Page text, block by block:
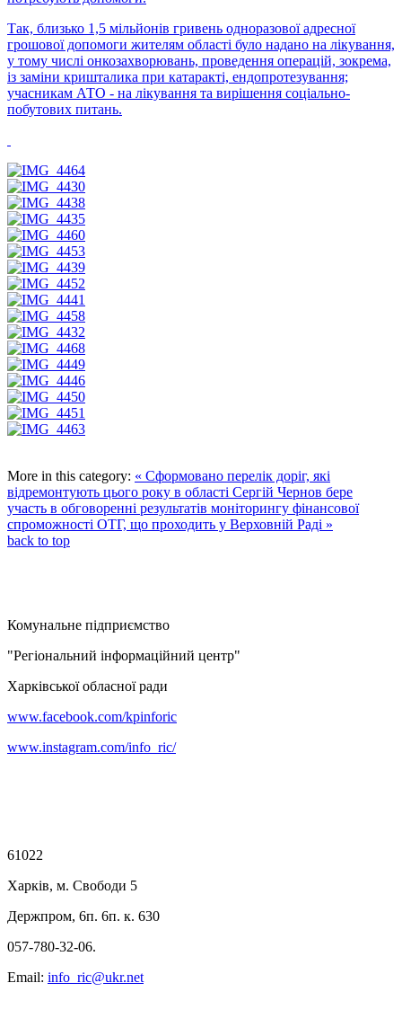
Так, близько 1,5 мільйонів гривень одноразової адресної
грошової допомоги жителям області було надано на лікування,
у тому числі онкозахворювань, проведення операцій, зокрема,
із заміни кришталика при катаракті, ендопротезування;
учасникам АТО - на лікування та вирішення соціально-
побутових питань.
More in this category: « Сформовано перелік доріг, які
відремонтують цього року в області Сергій Чернов бере
участь в обговоренні результатів моніторингу фінансової
спроможності ОТГ, що проходить у Верховній Раді »
back to top
Комунальне підприємство
"Регіональний інформаційний центр"
Харківської обласної ради
www.facebook.com/kpinforic
www.instagram.com/info_ric/
61022
Харків, м. Свободи 5
Держпром, 6п. 6п. к. 630
057-780-32-06.
Email: info_ric@ukr.net